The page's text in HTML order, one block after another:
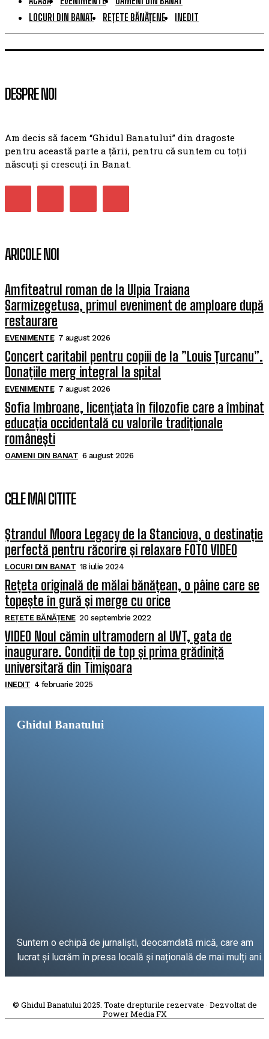
LOCURI DIN BANAT
REȚETE BĂNĂȚENE INEDIT
DESPRE NOI
Am decis să facem “Ghidul Banatului” din dragoste
pentru această parte a țării, pentru că suntem cu toții
născuți și crescuți în Banat.
ARICOLE NOI
Amfiteatrul roman de la Ulpia Traiana
Sarmizegetusa, primul eveniment de amploare după
restaurare
EVENIMENTE 7 august 2026
Concert caritabil pentru copiii de la ”Louis Țurcanu”.
Donațiile merg integral la spital
EVENIMENTE 7 august 2026
Sofia Imbroane, licențiata în filozofie care a îmbinat
educația occidentală cu valorile tradiționale
românești
OAMENI DIN BANAT 6 august 2026
CELE MAI CITITE
Ștrandul Moora Legacy de la Stanciova, o destinație
perfectă pentru răcorire și relaxare FOTO VIDEO
LOCURI DIN BANAT 18 iulie 2024
Rețeta originală de mălai bănățean, o pâine care se
topește în gură și merge cu orice
REȚETE BĂNĂȚENE 20 septembrie 2022
VIDEO Noul cămin ultramodern al UVT, gata de
inaugurare. Condiții de top și prima grădiniță
universitară din Timișoara
INEDIT 4 februarie 2025
Ghidul Banatului
Suntem o echipă de jurnaliști, deocamdată mică, care am
lucrat și lucrăm în presa locală și națională de mai mulți ani.
© Ghidul Banatului 2025. Toate drepturile rezervate · Dezvoltat de
Power Media FX